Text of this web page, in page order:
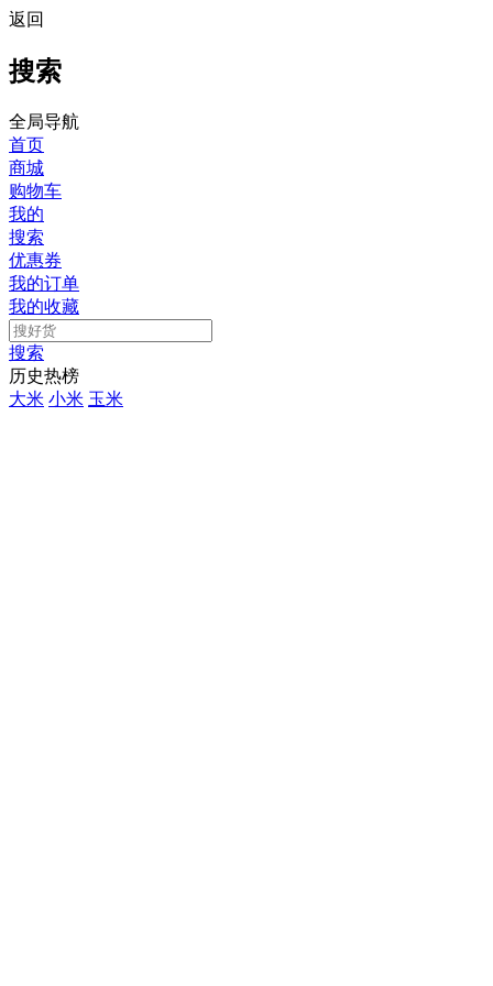
返回
搜索
全局导航
首页
商城
购物车
我的
搜索
优惠券
我的订单
我的收藏
搜索
历史热榜
大米 小米 玉米